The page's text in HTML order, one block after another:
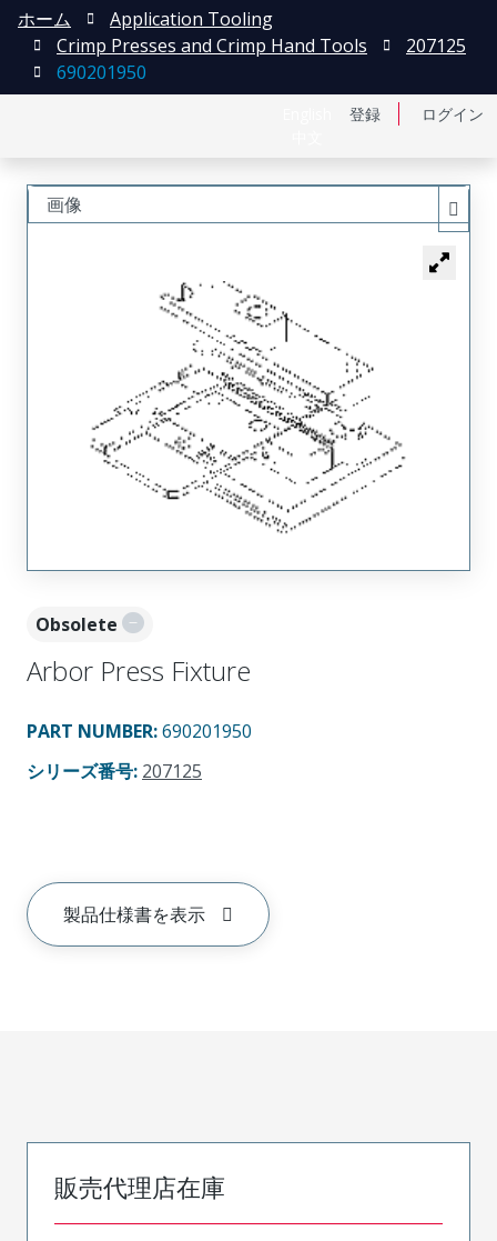
登録 ログイン
ホーム
Application Tooling
Crimp Presses and Crimp Hand Tools
207125
690201950
Obsolete
Arbor Press Fixture
PART NUMBER:690201950
シリーズ番号: 207125
製品仕様書を表示
画像
販売代理店在庫